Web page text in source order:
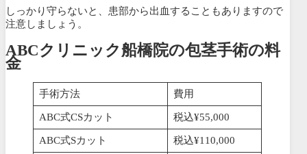
しっかり守らないと、患部から出血することもありますので
注意しましょう。
ABCクリニック船橋院の包茎手術の料
金
手術方法 費用
ABC式CSカット 税込¥55,000
ABC式Sカット 税込¥110,000